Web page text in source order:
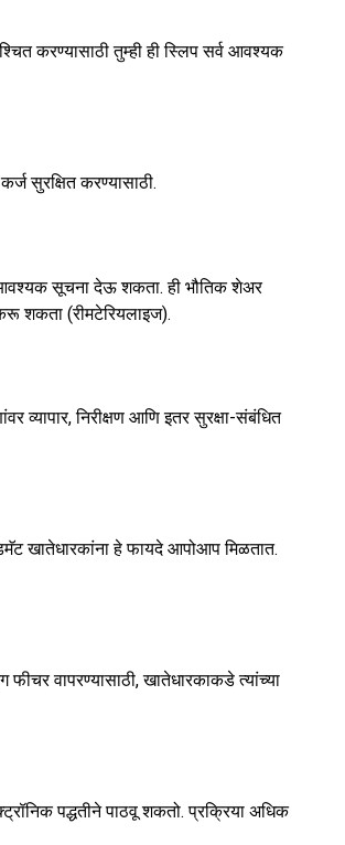
करण्यासाठी तुम्ही ही स्लिप सर्व आवश्यक
सुरक्षित करण्यासाठी.
आवश्यक सूचना देऊ शकता. ही भौतिक शेअर
शकता (रीमटेरियलाइज).
व्यापार, निरीक्षण आणि इतर सुरक्षा-संबंधित
खातेधारकांना हे फायदे आपोआप मिळतात.
वापरण्यासाठी, खातेधारकाकडे त्यांच्या
पद्धतीने पाठवू शकतो. प्रक्रिया अधिक